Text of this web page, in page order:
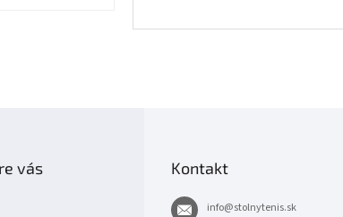
vás Kontakt
info@stolnytenis.sk